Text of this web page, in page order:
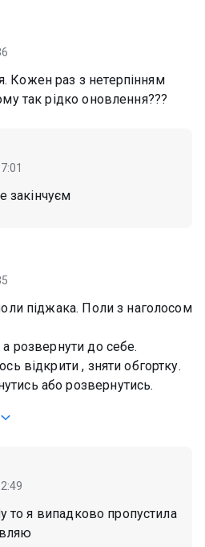
Кожен раз з нетерпінням
так рідко оновлення???
закінчуєм
піджака. Поли з наголосом
розвернути до себе.
відкрити , зняти обгортку.
або розвернутись.
то я випадково пропустила